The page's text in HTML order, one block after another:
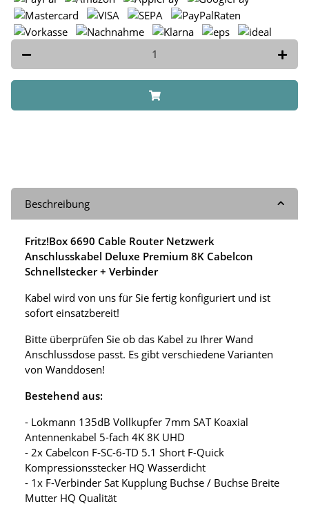
Beschreibung
Fritz!Box 6690 Cable Router Netzwerk
Anschlusskabel Deluxe Premium 8K Cabelcon
Schnellstecker + Verbinder
Kabel wird von uns für Sie fertig konfiguriert und ist
sofort einsatzbereit!
Bitte überprüfen Sie ob das Kabel zu Ihrer Wand
Anschlussdose passt. Es gibt verschiedene Varianten
von Wanddosen!
Bestehend aus:
- Lokmann 135dB Vollkupfer 7mm SAT Koaxial
Antennenkabel 5-fach 4K 8K UHD
- 2x Cabelcon F-SC-6-TD 5.1 Short F-Quick
Kompressionsstecker HQ Wasserdicht
- 1x F-Verbinder Sat Kupplung Buchse / Buchse Breite
Mutter HQ Qualität